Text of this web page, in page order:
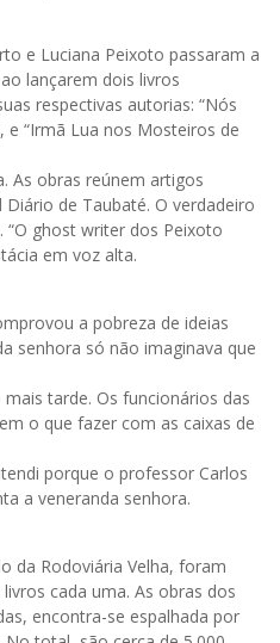
e Luciana Peixoto passaram a
lançarem dois livros
respectivas autorias: “Nós
“Irmã Lua nos Mosteiros de
As obras reúnem artigos
de Taubaté. O verdadeiro
“O ghost writer dos Peixoto
em voz alta.
a pobreza de ideias
senhora só não imaginava que
tarde. Os funcionários das
o que fazer com as caixas de
porque o professor Carlos
a veneranda senhora.
da Rodoviária Velha, foram
cada uma. As obras dos
encontra-se espalhada por